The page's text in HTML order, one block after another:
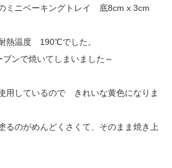
ミニベーキングトレイ 底8cm x 3cm
熱温度 190℃でした。
ンで焼いてしまいました～
用しているので きれいな黄色になりま
のがめんどくさくて、そのまま焼き上